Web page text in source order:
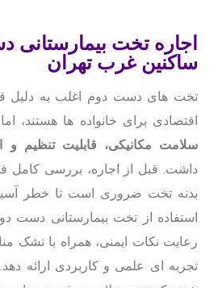
اجاره تخت
ساکنین غرب تهران
تخت های دست دوم اغلب به دلیل
اقتصادی برای خانواده ها هستند،
سلامت مکانیکی، قابلیت تنظیم و
داشت. قبل از اجاره، بررسی کامل
بدنه تخت ضروری است تا خطر
استفاده از تخت بیمارستانی دست
رعایت نکات ایمنی، همراه با تشک
تجربه ای علمی و کاربردی ارائه